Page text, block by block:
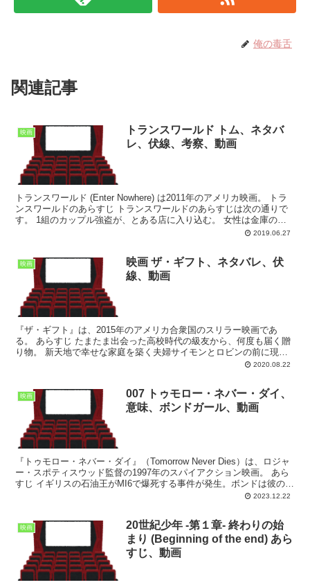
俺の毒舌
関連記事
映画
トランスワールド トム、ネタバ
レ、伏線、考察、動画
トランスワールド (Enter Nowhere) は2011年のアメリカ映画。 トラ
ンスワールドのあらすじ トランスワールドのあらすじは次の通りで
す。 1組のカップル強盗が、とある店に入り込む。 女性は金庫の中
2019.06.27
映画
映画 ザ・ギフト、ネタバレ、伏
線、動画
『ザ・ギフト』は、2015年のアメリカ合衆国のスリラー映画であ
る。 あらすじ たまたま出会った高校時代の級友から、何度も届く贈
り物。 新天地で幸せな家庭を築く夫婦サイモンとロビンの前に現れ
た、夫の同級生と名乗る男・ゴード。再会を喜び、二人... 2020.08.22
映画
007 トゥモロー・ネバー・ダイ、
意味、ボンドガール、動画
『トゥモロー・ネバー・ダイ』（Tomorrow Never Dies）は、ロジャ
ー・スポティスウッド監督の1997年のスパイアクション映画。 あら
すじ イギリスの石油王がMI6で爆死する事件が発生。ボンドは彼の娘
2023.12.22
映画
20世紀少年 -第１章- 終わりの始
まり (Beginning of the end) あら
すじ、動画